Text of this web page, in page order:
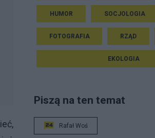
HUMOR SOCJOLOGIA
FOTOGRAFIA RZĄD
EKOLOGIA
Piszą na ten temat
Rafał Woś